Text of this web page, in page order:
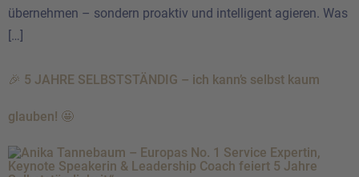
übernehmen – sondern proaktiv und intelligent agieren. Was
[…]
🎉 5 JAHRE SELBSTSTÄNDIG – ich kann’s selbst kaum
glauben! 🤩